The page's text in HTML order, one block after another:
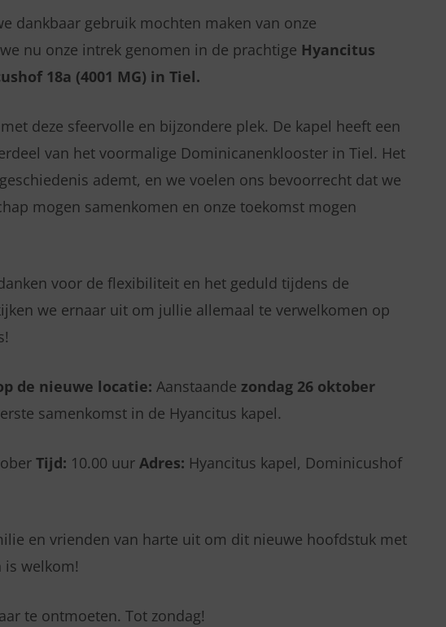
dankbaar gebruik mochten maken van onze
nu onze intrek genomen in de prachtige Hyancitus
18a (4001 MG) in Tiel.
deze sfeervolle en bijzondere plek. De kapel heeft een
van het voormalige Dominicanenklooster in Tiel. Het
ademt, en we voelen ons bevoorrecht dat we
mogen samenkomen en onze toekomst mogen
voor de flexibiliteit en het geduld tijdens de
we ernaar uit om jullie allemaal te verwelkomen op
de nieuwe locatie: Aanstaande zondag 26 oktober
samenkomst in de Hyancitus kapel.
Tijd: 10.00 uur Adres: Hyancitus kapel, Dominicushof
en vrienden van harte uit om dit nieuwe hoofdstuk met
is welkom!
te ontmoeten. Tot zondag!